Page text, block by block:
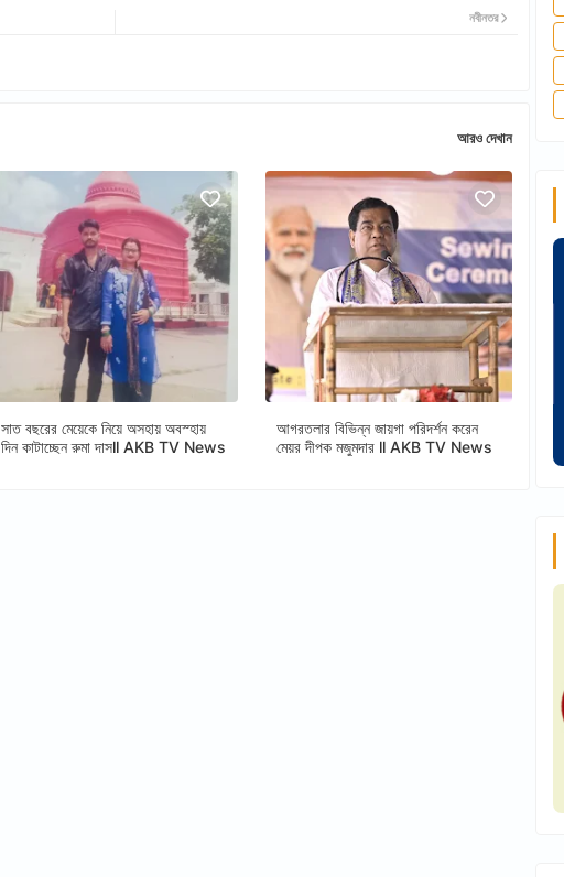
নবীনতর
আরও দেখান
সাত বছরের মেয়েকে নিয়ে অসহায় অবস্হায়
দিন কাটাচ্ছেন রুমা দাসll AKB TV News
আগরতলার বিভিন্ন জায়গা পরিদর্শন করেন
মেয়র দীপক মজুমদার ll AKB TV News